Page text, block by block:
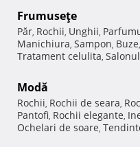
Frumuseţe
Păr, Rochii, Unghii,
Manichiura, Sampon, Buze,
Tratament celulita,
Modă
Rochii, Rochii de seara,
Pantofi, Rochii elegante,
Ochelari de soare,